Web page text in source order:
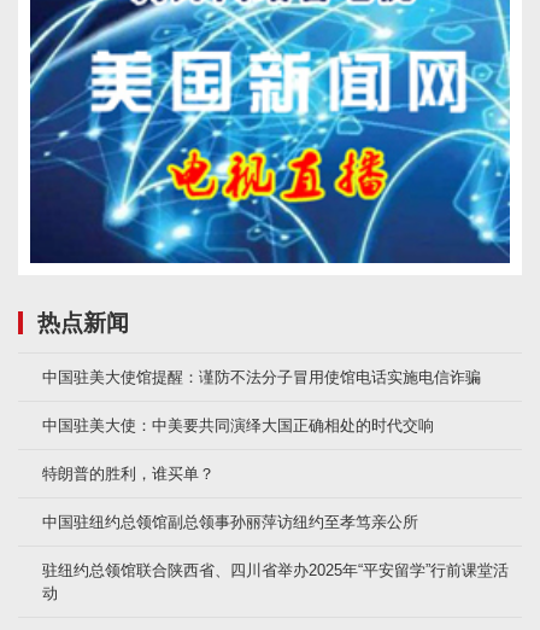
热点新闻
中国驻美大使馆提醒：谨防不法分子冒用使馆电话实施电信诈骗
中国驻美大使：中美要共同演绎大国正确相处的时代交响
特朗普的胜利，谁买单？
中国驻纽约总领馆副总领事孙丽萍访纽约至孝笃亲公所
驻纽约总领馆联合陕西省、四川省举办2025年“平安留学”行前课堂活
动